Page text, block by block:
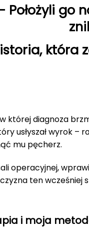
Położyli go
która
której diagnoza
usłyszał wyrok
mu pęcherz.
operacyjnej,
ten wcześniej
i moja